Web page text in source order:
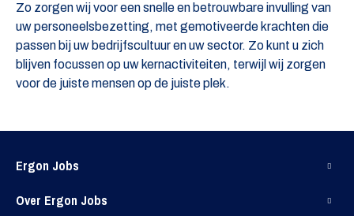
Zo zorgen wij voor een snelle en betrouwbare invulling van
uw personeelsbezetting, met gemotiveerde krachten die
passen bij uw bedrijfscultuur en uw sector. Zo kunt u zich
blijven focussen op uw kernactiviteiten, terwijl wij zorgen
voor de juiste mensen op de juiste plek.
Ergon Jobs
Over Ergon Jobs